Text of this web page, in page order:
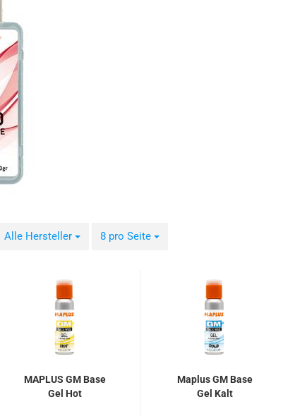
Alle Hersteller
pro Seite 8 pro Seite
pro Seite
MAPLUS GM Base
Gel Hot
Maplus GM Base
Gel Kalt